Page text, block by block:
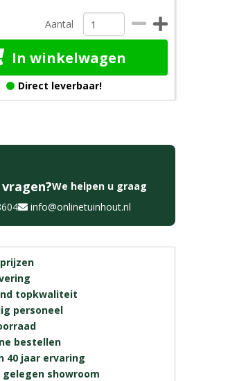
Aantal
In winkelwagen
Direct leverbaar!
We helpen u graag
info@onlinetuinhout.nl
topkwaliteit
personeel
bestellen
40 jaar ervaring
gelegen showroom